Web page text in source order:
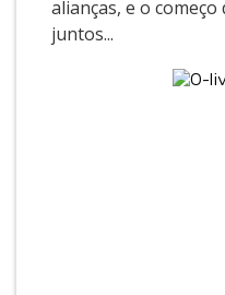
alianças, e o
juntos...